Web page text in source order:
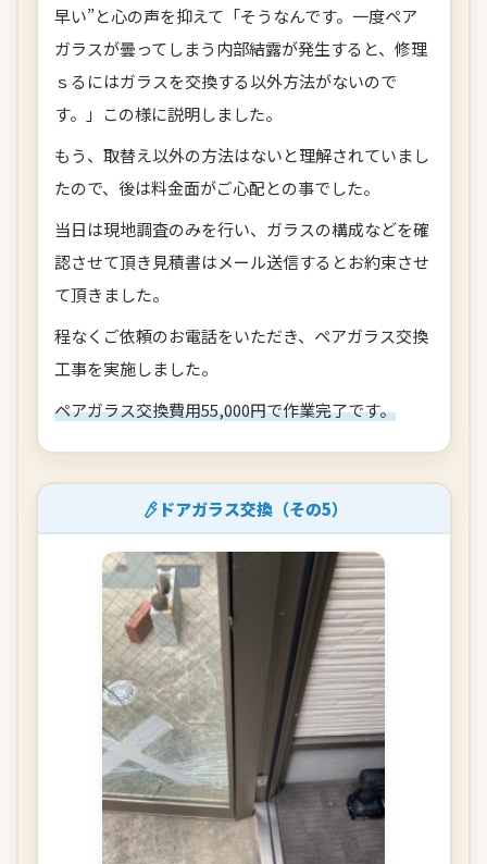
早い”と心の声を抑えて「そうなんです。一度ペア
ガラスが曇ってしまう内部結露が発生すると、修理
ｓるにはガラスを交換する以外方法がないので
す。」この様に説明しました。
もう、取替え以外の方法はないと理解されていまし
たので、後は料金面がご心配との事でした。
当日は現地調査のみを行い、ガラスの構成などを確
認させて頂き見積書はメール送信するとお約束させ
て頂きました。
程なくご依頼のお電話をいただき、ペアガラス交換
工事を実施しました。
ペアガラス交換費用55,000円で作業完了です。
ドアガラス交換（その5）